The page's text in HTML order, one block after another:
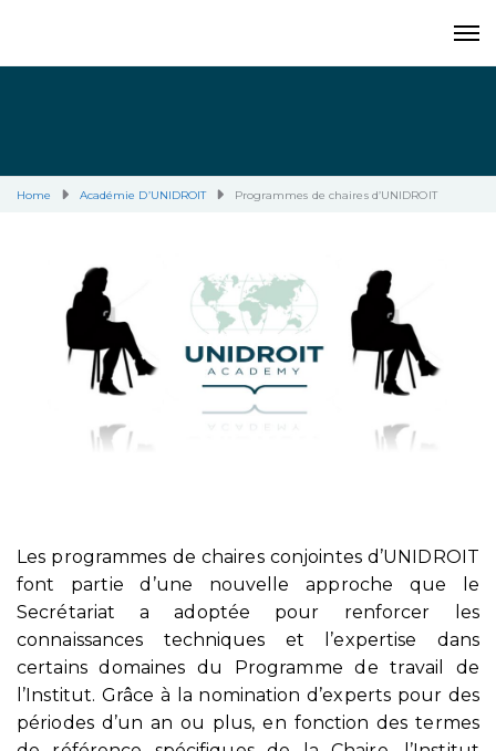
Home Académie D’UNIDROIT Programmes de chaires d’UNIDROIT
Les programmes de chaires conjointes d’UNIDROIT
font partie d’une nouvelle approche que le
Secrétariat a adoptée pour renforcer les
connaissances techniques et l’expertise dans
certains domaines du Programme de travail de
l’Institut. Grâce à la nomination d’experts pour des
périodes d’un an ou plus, en fonction des termes